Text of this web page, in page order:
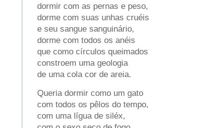
dormir com as pernas e peso,
dorme com suas unhas cruéis
e seu sangue sanguinário,
dorme com todos os anéis
que como círculos queimados
constroem uma geologia
de uma cola cor de areia.
Queria dormir como um gato
com todos os pêlos do tempo,
com uma lígua de siléx,